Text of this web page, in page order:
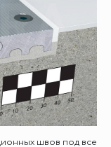
швов под все